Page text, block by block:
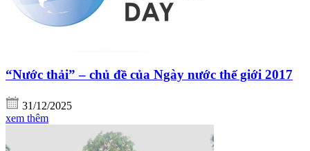
“Nước thải” – chủ đề của Ngày nước thế giới 2017
31/12/2025
xem thêm